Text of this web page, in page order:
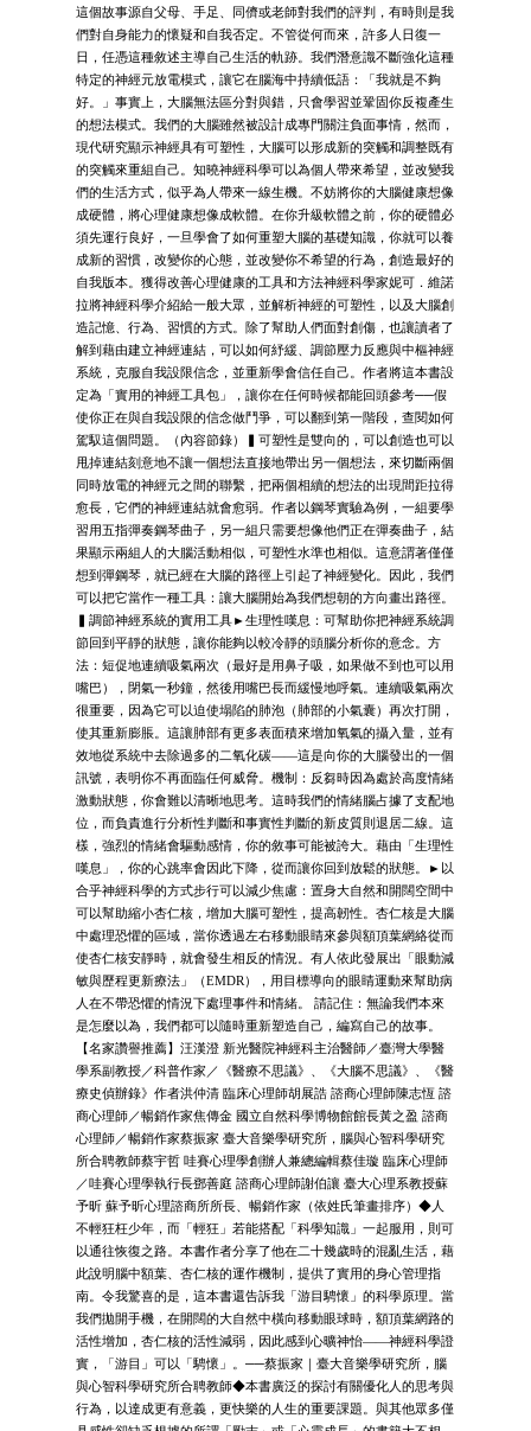
這個故事源自父母、手足、同儕或老師對我們的評判，有時則是我
們對自身能力的懷疑和自我否定。不管從何而來，許多人日復一
日，任憑這種敘述主導自己生活的軌跡。我們潛意識不斷強化這種
特定的神經元放電模式，讓它在腦海中持續低語：「我就是不夠
好。」事實上，大腦無法區分對與錯，只會學習並鞏固你反複產生
的想法模式。我們的大腦雖然被設計成專門關注負面事情，然而，
現代研究顯示神經具有可塑性，大腦可以形成新的突觸和調整既有
的突觸來重組自己。知曉神經科學可以為個人帶來希望，並改變我
們的生活方式，似乎為人帶來一線生機。不妨將你的大腦健康想像
成硬體，將心理健康想像成軟體。在你升級軟體之前，你的硬體必
須先運行良好，一旦學會了如何重塑大腦的基礎知識，你就可以養
成新的習慣，改變你的心態，並改變你不希望的行為，創造最好的
自我版本。獲得改善心理健康的工具和方法神經科學家妮可．維諾
拉將神經科學介紹給一般大眾，並解析神經的可塑性，以及大腦創
造記憶、行為、習慣的方式。除了幫助人們面對創傷，也讓讀者了
解到藉由建立神經連結，可以如何紓緩、調節壓力反應與中樞神經
系統，克服自我設限信念，並重新學會信任自己。作者將這本書設
定為「實用的神經工具包」，讓你在任何時候都能回頭參考──假
使你正在與自我設限的信念做鬥爭，可以翻到第一階段，查閱如何
駕馭這個問題。（內容節錄）▍可塑性是雙向的，可以創造也可以
甩掉連結刻意地不讓一個想法直接地帶出另一個想法，來切斷兩個
同時放電的神經元之間的聯繫，把兩個相續的想法的出現間距拉得
愈長，它們的神經連結就會愈弱。作者以鋼琴實驗為例，一組要學
習用五指彈奏鋼琴曲子，另一組只需要想像他們正在彈奏曲子，結
果顯示兩組人的大腦活動相似，可塑性水準也相似。這意謂著僅僅
想到彈鋼琴，就已經在大腦的路徑上引起了神經變化。因此，我們
可以把它當作一種工具：讓大腦開始為我們想朝的方向畫出路徑。
▍調節神經系統的實用工具►生理性嘆息：可幫助你把神經系統調
節回到平靜的狀態，讓你能夠以較冷靜的頭腦分析你的意念。方
法：短促地連續吸氣兩次（最好是用鼻子吸，如果做不到也可以用
嘴巴），閉氣一秒鐘，然後用嘴巴長而緩慢地呼氣。連續吸氣兩次
很重要，因為它可以迫使塌陷的肺泡（肺部的小氣囊）再次打開，
使其重新膨脹。這讓肺部有更多表面積來增加氧氣的攝入量，並有
效地從系統中去除過多的二氧化碳——這是向你的大腦發出的一個
訊號，表明你不再面臨任何威脅。機制：反芻時因為處於高度情緒
激動狀態，你會難以清晰地思考。這時我們的情緒腦占據了支配地
位，而負責進行分析性判斷和事實性判斷的新皮質則退居二線。這
樣，強烈的情緒會驅動感情，你的敘事可能被誇大。藉由「生理性
嘆息」，你的心跳率會因此下降，從而讓你回到放鬆的狀態。►以
合乎神經科學的方式步行可以減少焦慮：置身大自然和開闊空間中
可以幫助縮小杏仁核，增加大腦可塑性，提高韌性。杏仁核是大腦
中處理恐懼的區域，當你透過左右移動眼睛來參與額頂葉網絡從而
使杏仁核安靜時，就會發生相反的情況。有人依此發展出「眼動減
敏與歷程更新療法」（EMDR），用目標導向的眼睛運動來幫助病
人在不帶恐懼的情況下處理事件和情緒。 請記住：無論我們本來
是怎麼以為，我們都可以隨時重新塑造自己，編寫自己的故事。
【名家讚譽推薦】汪漢澄 新光醫院神經科主治醫師／臺灣大學醫
學系副教授／科普作家／《醫療不思議》、《大腦不思議》、《醫
療史偵辦錄》作者洪仲清 臨床心理師胡展誥 諮商心理師陳志恆 諮
商心理師／暢銷作家焦傳金 國立自然科學博物館館長黃之盈 諮商
心理師／暢銷作家蔡振家 臺大音樂學研究所，腦與心智科學研究
所合聘教師蔡宇哲 哇賽心理學創辦人兼總編輯蔡佳璇 臨床心理師
／哇賽心理學執行長鄧善庭 諮商心理師謝伯讓 臺大心理系教授蘇
予昕 蘇予昕心理諮商所所長、暢銷作家（依姓氏筆畫排序）◆人
不輕狂枉少年，而「輕狂」若能搭配「科學知識」一起服用，則可
以通往恢復之路。本書作者分享了他在二十幾歲時的混亂生活，藉
此說明腦中額葉、杏仁核的運作機制，提供了實用的身心管理指
南。令我驚喜的是，這本書還告訴我「游目騁懷」的科學原理。當
我們拋開手機，在開闊的大自然中橫向移動眼球時，額頂葉網路的
活性增加，杏仁核的活性減弱，因此感到心曠神怡——神經科學證
實，「游目」可以「騁懷」。──蔡振家｜臺大音樂學研究所，腦
與心智科學研究所合聘教師◆本書廣泛的探討有關優化人的思考與
行為，以達成更有意義，更快樂的人生的重要課題。與其他眾多僅